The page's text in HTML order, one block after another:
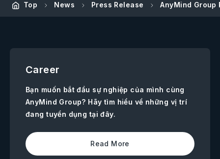
Top News Press Release AnyMind Group
Career
Bạn muốn bắt đầu sự nghiệp của mình cùng
AnyMind Group? Hãy tìm hiểu về những vị trí
đang tuyển dụng tại đây.
Read More